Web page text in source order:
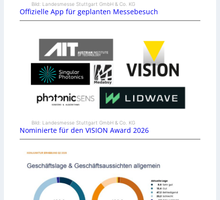
Bild: Landesmesse Stuttgart GmbH & Co. KG
Offizielle App für geplanten Messebesuch
Bild: Landesmesse Stuttgart GmbH & Co. KG
Nominierte für den VISION Award 2026